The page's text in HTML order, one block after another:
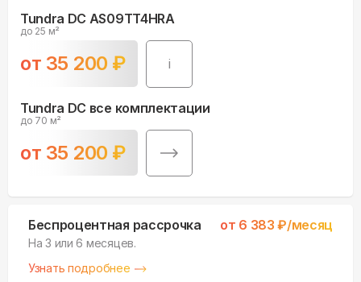
Tundra DC AS09TT4HRA
до 25 м²
от 35 200 ₽ i
Tundra DC все комплектации
до 70 м²
от 35 200 ₽
Беспроцентная рассрочка от 6 383 ₽/месяц
На 3 или 6 месяцев.
Узнать подробнее